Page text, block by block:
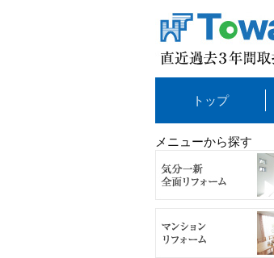
トップ
メニューから探す